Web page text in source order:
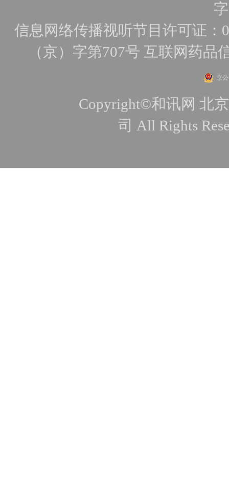
信息网络传播视听节目许可证：
（京）字第707号 互联网药品
京
Copyright©和讯网 北
司 All Rights